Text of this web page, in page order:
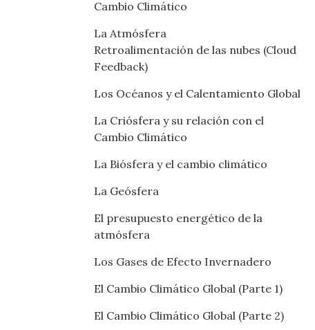
Cambio Climático
La Atmósfera
Retroalimentación de las nubes (Cloud
Feedback)
Los Océanos y el Calentamiento Global
La Criósfera y su relación con el
Cambio Climático
La Biósfera y el cambio climático
La Geósfera
El presupuesto energético de la
atmósfera
Los Gases de Efecto Invernadero
El Cambio Climático Global (Parte 1)
El Cambio Climático Global (Parte 2)